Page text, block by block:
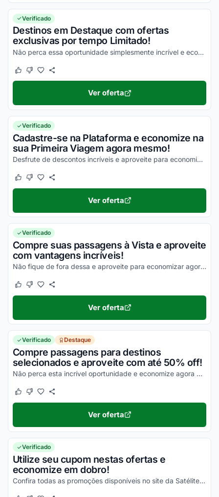
Verificado
Destinos em Destaque com ofertas
exclusivas por tempo Limitado!
Não perca essa oportunidade simplesmente incrível e economize de uma forma simples!
Este cupom funcionou
Este cupom não funcionou
Ver oferta
Verificado
Cadastre-se na Plataforma e economize na
sua Primeira Viagem agora mesmo!
Desfrute de descontos incríveis e aproveite para economizar agora mesmo!
Este cupom funcionou
Este cupom não funcionou
Ver oferta
Verificado
Compre suas passagens à Vista e aproveite
com vantagens incríveis!
Não fique de fora dessa e aproveite para economizar agora mesmo nas suas compras!
Este cupom funcionou
Este cupom não funcionou
Ver oferta
Verificado Destaque
Compre passagens para destinos
selecionados e aproveite com até 50% off!
Não perca esta incrível oportunidade e economize agora mesmo nas suas compras online!
Este cupom funcionou
Este cupom não funcionou
Ver oferta
Verificado
Utilize seu cupom nestas ofertas e
economize em dobro!
Confira todas as promoções disponíveis no site da Satélite Norte e aproveite!